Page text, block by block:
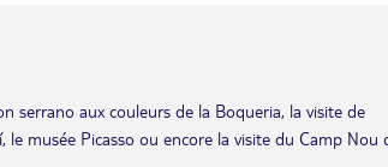
serrano aux couleurs de la Boqueria, la visite de
le musée Picasso ou encore la visite du Camp Nou